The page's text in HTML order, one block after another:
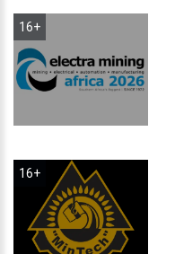
16+
16+